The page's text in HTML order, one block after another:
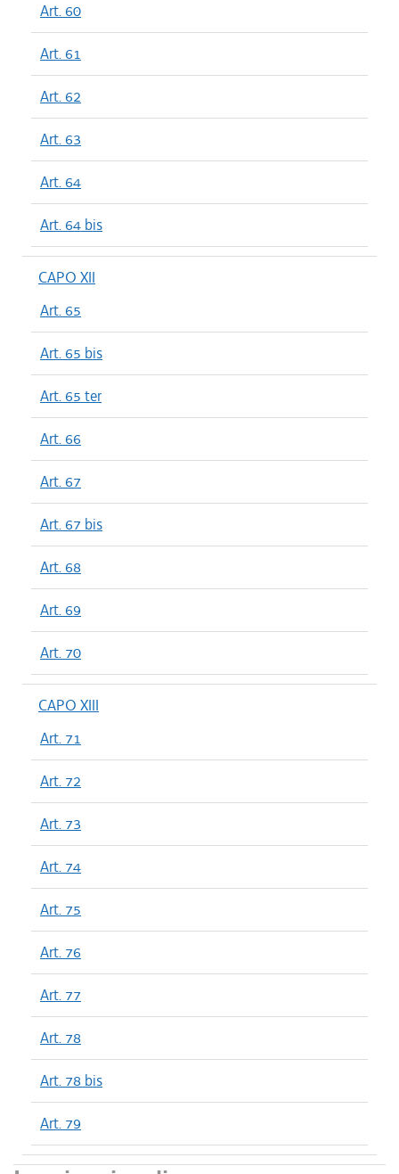
Art. 60
Art. 61
Art. 62
Art. 63
Art. 64
Art. 64 bis
CAPO XII
Art. 65
Art. 65 bis
Art. 65 ter
Art. 66
Art. 67
Art. 67 bis
Art. 68
Art. 69
Art. 70
CAPO XIII
Art. 71
Art. 72
Art. 73
Art. 74
Art. 75
Art. 76
Art. 77
Art. 78
Art. 78 bis
Art. 79